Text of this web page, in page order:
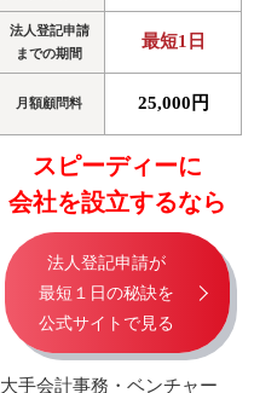
法人登記申請
までの期間
最短1日
月額顧問料 25,000円
スピーディーに
会社を設立するなら
法人登記申請が
最短１日の秘訣を
公式サイトで見る
大手会計事務・ベンチャー